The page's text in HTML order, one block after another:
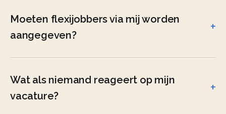
Moeten flexijobbers via mij worden
aangegeven?
Wat als niemand reageert op mijn
vacature?